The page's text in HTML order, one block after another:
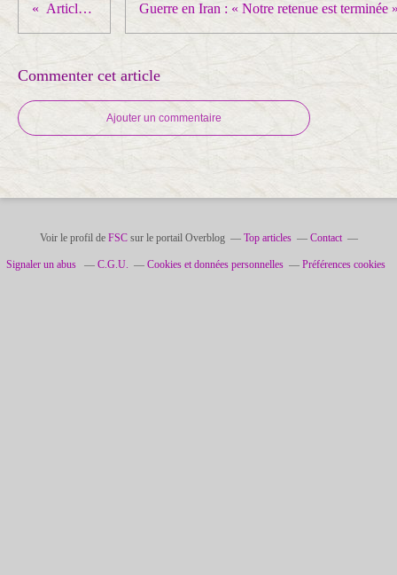
Article précédent
Commenter cet article
Ajouter un commentaire
Voir le profil de FSCsur le portail Overblog Top articles Contact
Signaler un abus C.G.U. Cookies et données personnelles Préférences cookies